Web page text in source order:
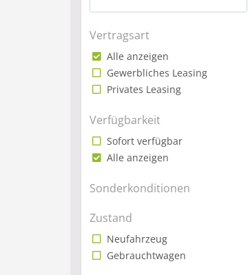
Vertragsart
Alle anzeigen
Gewerbliches Leasing
Privates Leasing
Verfügbarkeit
Sofort verfügbar
Alle anzeigen
Sonderkonditionen
Zustand
Neufahrzeug
Gebrauchtwagen